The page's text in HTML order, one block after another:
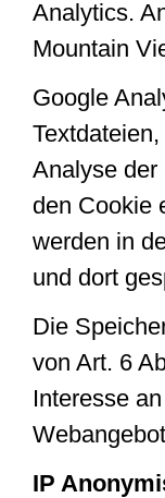
Analytics.
Mountain
Google
Analyse der
den Cookie
werden in
und dort
Die
von Art. 6
Interesse
IP